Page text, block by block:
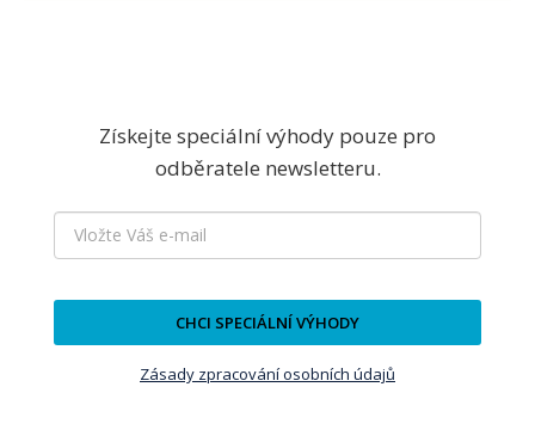
Získejte speciální výhody pouze pro
odběratele newsletteru.
CHCI SPECIÁLNÍ VÝHODY
Zásady zpracování osobních údajů